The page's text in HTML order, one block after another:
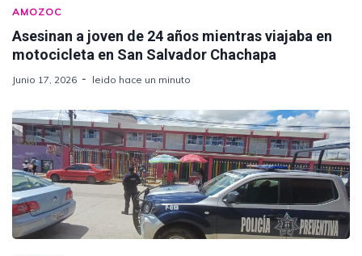
AMOZOC
Asesinan a joven de 24 años mientras viajaba en
motocicleta en San Salvador Chachapa
Junio 17, 2026 leido hace un minuto